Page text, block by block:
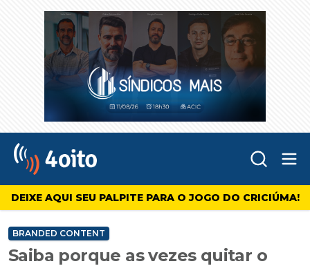
4oito
DEIXE AQUI SEU PALPITE PARA O JOGO DO CRICIÚMA!
BRANDED CONTENT
Saiba porque as vezes quitar o